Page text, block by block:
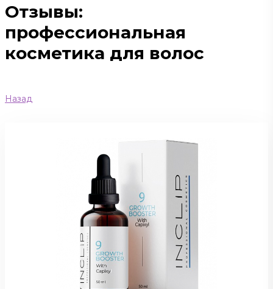
Отзывы:
профессиональная
косметика для волос
Назад